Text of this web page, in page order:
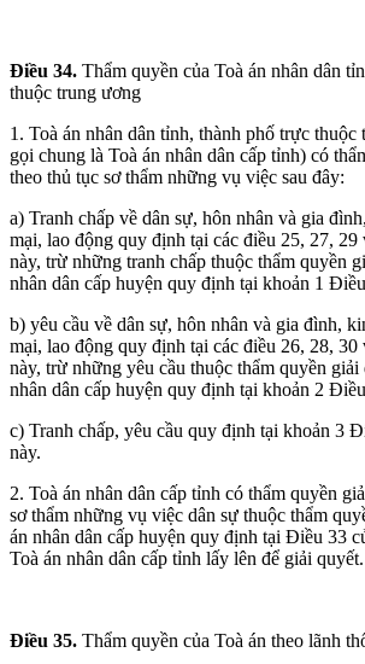
Điều 34. Thẩm quyền của Toà án nhân dân
thuộc trung ương
1. Toà án nhân dân tỉnh, thành phố trực thuộc
gọi chung là Toà án nhân dân cấp tỉnh) có
theo thủ tục sơ thẩm những vụ việc sau đây:
a) Tranh chấp về dân sự, hôn nhân và gia
mại, lao động quy định tại các điều 25, 27, 29
này, trừ những tranh chấp thuộc thẩm quyền
nhân dân cấp huyện quy định tại khoản 1
b) yêu cầu về dân sự, hôn nhân và gia đình,
mại, lao động quy định tại các điều 26, 28, 30
này, trừ những yêu cầu thuộc thẩm quyền giải
nhân dân cấp huyện quy định tại khoản 2
c) Tranh chấp, yêu cầu quy định tại khoản 3
này.
2. Toà án nhân dân cấp tỉnh có thẩm quyền
sơ thẩm những vụ việc dân sự thuộc thẩm
án nhân dân cấp huyện quy định tại Điều 33
Toà án nhân dân cấp tỉnh lấy lên để giải quyết.
Điều 35. Thẩm quyền của Toà án theo lãnh